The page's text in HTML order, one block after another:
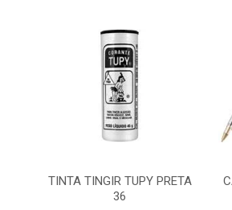
TINTA TINGIR TUPY PRETA
36